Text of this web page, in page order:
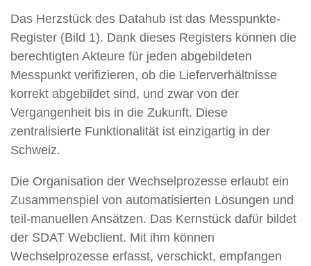
Das Herzstück des Datahub ist das Messpunkte-
Register (Bild 1). Dank dieses Registers können die
berechtigten Akteure für jeden abgebildeten
Messpunkt verifizieren, ob die Lieferverhältnisse
korrekt abgebildet sind, und zwar von der
Vergangenheit bis in die Zukunft. Diese
zentralisierte Funktionalität ist einzigartig in der
Schweiz.
Die Organisation der Wechselprozesse erlaubt ein
Zusammenspiel von automatisierten Lösungen und
teil-manuellen Ansätzen. Das Kernstück dafür bildet
der SDAT Webclient. Mit ihm können
Wechselprozesse erfasst, verschickt, empfangen